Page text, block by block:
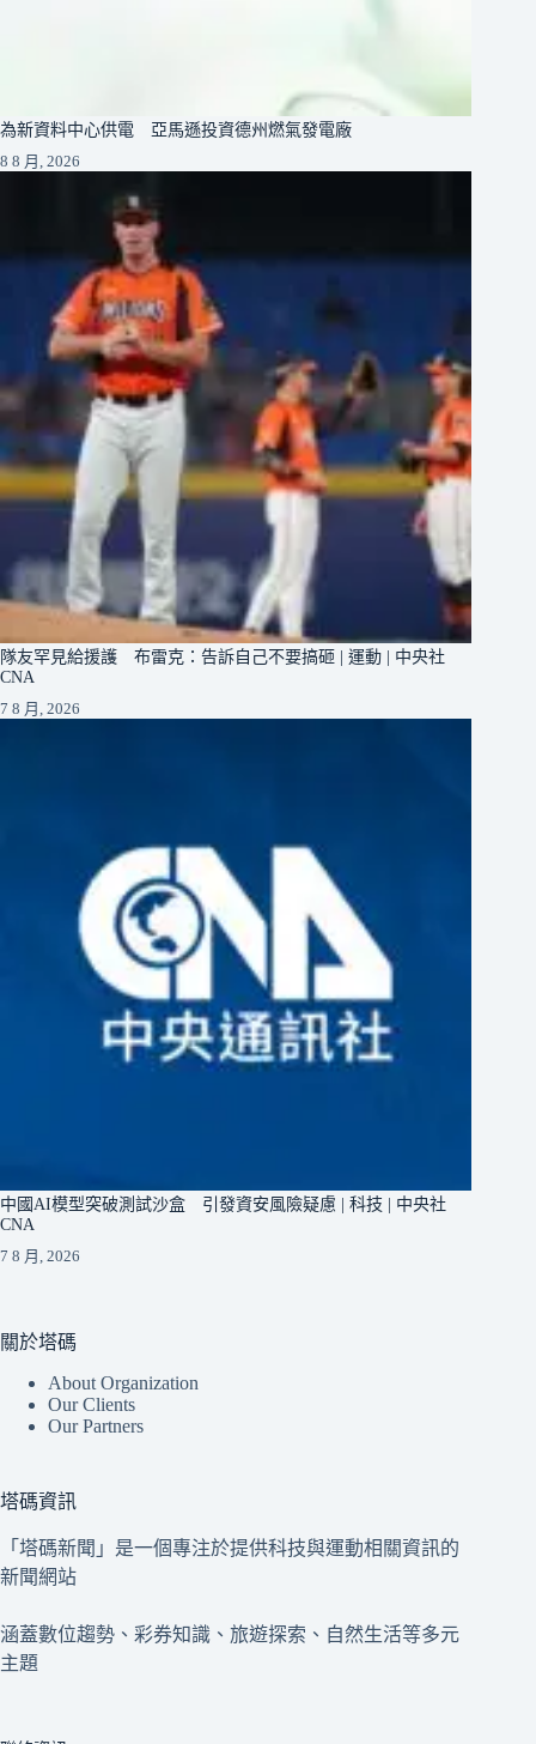
為新資料中心供電 亞馬遜投資德州燃氣發電廠
8 8 月, 2026
隊友罕見給援護 布雷克：告訴自己不要搞砸 | 運動 | 中央社
CNA
7 8 月, 2026
中國AI模型突破測試沙盒 引發資安風險疑慮 | 科技 | 中央社
CNA
7 8 月, 2026
關於塔碼
About Organization
Our Clients
Our Partners
塔碼資訊
「塔碼新聞」是一個專注於提供科技與運動相關資訊的
新聞網站
涵蓋數位趨勢、彩券知識、旅遊探索、自然生活等多元
主題